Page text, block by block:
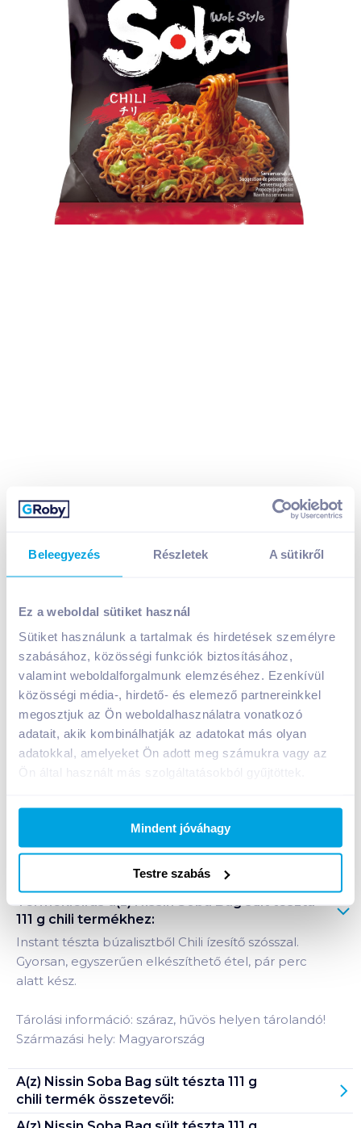
Beleegyezés Részletek A sütikről
Ez a weboldal sütiket használ
Sütiket használunk a tartalmak és hirdetések személyre
szabásához, közösségi funkciók biztosításához,
valamint weboldalforgalmunk elemzéséhez. Ezenkívül
közösségi média-, hirdető- és elemező partnereinkkel
megosztjuk az Ön weboldalhasználatra vonatkozó
adatait, akik kombinálhatják az adatokat más olyan
adatokkal, amelyeket Ön adott meg számukra vagy az
Mindent jóváhagy
Testre szabás
549Ft /
Egységár: 4 946Ft /kg
Nettó eladási ár: 432Ft /db(27% áfa)
Kosárba
1 karton = 9 db
Bevásárlólistához adom Értesíts, ha olcsóbb!
Termékleírás a(z)Nissin Soba Bag sült tészta
111 g chili termékhez:
Instant tészta búzalisztből Chili ízesítő szósszal.
Gyorsan, egyszerűen elkészíthető étel, pár perc
alatt kész.
Tárolási információ: száraz, hűvös helyen tárolandó!
Származási hely: Magyarország
A(z) Nissin Soba Bag sült tészta 111 g
chili termék összetevői: